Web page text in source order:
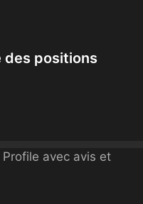
des positions